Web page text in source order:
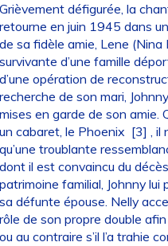
défigurée, la
en juin 1945 dans
sa fidèle amie, Lene
d’une famille
opération de
de son mari,
en garde de son amie.
cabaret, le Phoenix [3] , il
troublante
il est convaincu du
familial, Johnny lui
défunte épouse. Nelly
de son propre double afin
au contraire s’il l’a trahie